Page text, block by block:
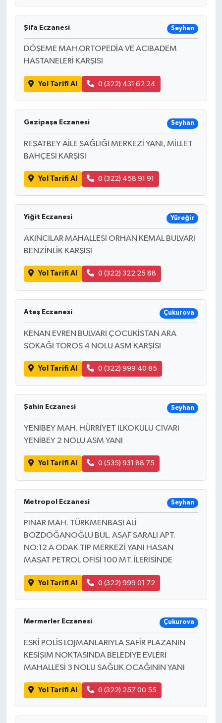
Şifa Eczanesi Seyhan
DÖŞEME MAH.ORTOPEDİA VE ACIBADEM
HASTANELERİ KARŞISI
Yol Tarifi Al 0 (322) 431 62 24
Gazipaşa Eczanesi Seyhan
REŞATBEY AİLE SAĞLIĞI MERKEZİ YANI, MİLLET
BAHÇESİ KARŞISI
Yol Tarifi Al 0 (322) 458 91 91
Yiğit Eczanesi Yüreğir
AKINCILAR MAHALLESİ ORHAN KEMAL BULVARI
BENZİNLİK KARŞISI
Yol Tarifi Al 0 (322) 322 25 88
Ateş Eczanesi Çukurova
KENAN EVREN BULVARI ÇOCUKİSTAN ARA
SOKAĞI TOROS 4 NOLU ASM KARŞISI
Yol Tarifi Al 0 (322) 999 40 85
Şahin Eczanesi Seyhan
YENİBEY MAH. HÜRRİYET İLKOKULU CİVARI
YENİBEY 2 NOLU ASM YANI
Yol Tarifi Al 0 (535) 931 88 75
Metropol Eczanesi Seyhan
PINAR MAH. TÜRKMENBAŞI ALİ
BOZDOĞANOĞLU BUL. ASAF SARALI APT.
NO:12 A ODAK TIP MERKEZİ YANI HASAN
MASAT PETROL OFİSİ 100 MT. İLERİSİNDE
Yol Tarifi Al 0 (322) 999 01 72
Mermerler Eczanesi Çukurova
ESKİ POLİS LOJMANLARIYLA SAFİR PLAZANIN
KESİŞİM NOKTASINDA BELEDİYE EVLERİ
MAHALLESİ 3 NOLU SAĞLIK OCAĞININ YANI
Yol Tarifi Al 0 (322) 257 00 55